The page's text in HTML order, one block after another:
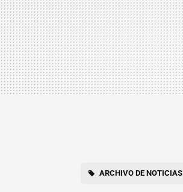
ARCHIVO DE NOTICIAS